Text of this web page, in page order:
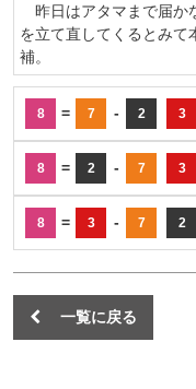
昨日はアタマまで届か
を立て直してくるとみて
補。
8 = 7 - 2 3
8 = 2 - 7 3
8 = 3 - 7 2
一覧に戻る